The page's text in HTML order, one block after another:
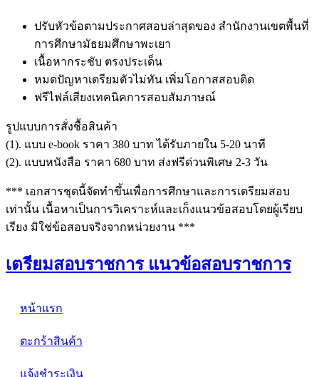
ปรับหัวข้อตามประกาศสอบล่าสุดของ สำนักงานเขตพื้นที่
การศึกษามัธยมศึกษาพะเยา
เนื้อหากระชับ ตรงประเด็น
หมดปัญหาเตรียมตัวไม่ทัน เพิ่มโอกาสสอบติด
ฟรีไฟล์เสียงเทคนิคการสอบสัมภาษณ์
รูปแบบการสั่งชื้อสินค้า
(1). แบบ e-book ราคา 380 บาท ได้รับภายใน 5-20 นาที
(2). แบบหนังสือ ราคา 680 บาท ส่งฟรีด่วนพิเศษ 2-3 วัน
*** เอกสารชุดนี้จัดทำขึ้นเพื่อการศึกษาและการเตรียมสอบ
เท่านั้น เนื้อหาเป็นการวิเคราะห์และเก็งแนวข้อสอบโดยผู้เรียบ
เรียง มิใช่ข้อสอบจริงจากหน่วยงาน ***
เตรียมสอบราชการ แนวข้อสอบราชการ
หน้าแรก
ตะกร้าสินค้า
แจ้งชำระเงิน